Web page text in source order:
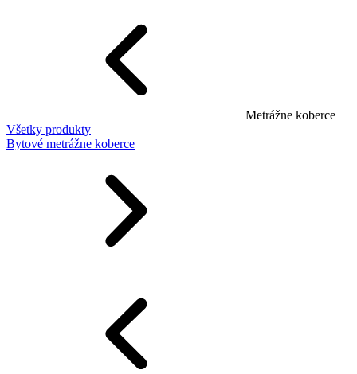
Metrážne koberce
Všetky produkty
Bytové metrážne koberce